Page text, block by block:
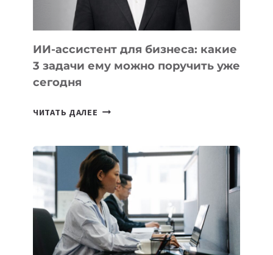
ИИ-ассистент для бизнеса: какие
3 задачи ему можно поручить уже
сегодня
ЧИТАТЬ ДАЛЕЕ ИИ-
БИЗНЕСА:
КАКИЕ
3
ЗАДАЧИ
ЕМУ
МОЖНО
ПОРУЧИТЬ